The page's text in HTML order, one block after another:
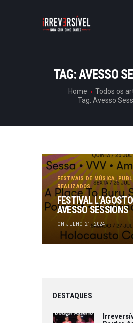
TAG: AVESSO
Home
Todos os
Tag: Avesso
HOME
CRÓNICAS
ENTREVISTAS
RUBRICAS
FESTIVAIS DE MÚSICA,
REALIZADOS
FESTIVAL
AVESSO SESSIONS
ON JULHO 21, 2024
DESTAQUES